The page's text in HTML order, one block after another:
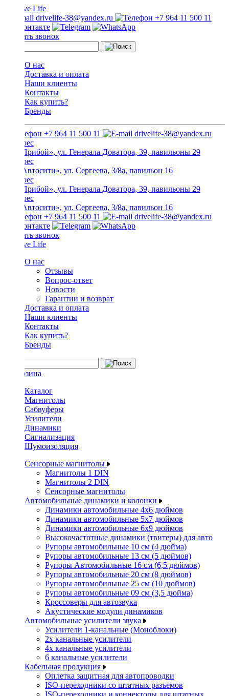
drivelife-38@yandex.ru +7 964 11 500 11
Заказать звонок
О нас
Доставка и оплата
Наши клиенты
Контакты
Как купить?
Бренды
+7 964 11 500 11 drivelife-38@yandex.ru
ТЦ «Прибой», ул. Генерала Доватора, 39, павильоны 29
ТЦ «Автосити», ул. Сергеева, 3/8а, павильон 16
ТЦ «Прибой», ул. Генерала Доватора, 39, павильоны 29
ТЦ «Автосити», ул. Сергеева, 3/8а, павильон 16
+7 964 11 500 11
drivelife-38@yandex.ru
Заказать звонок
О нас
Отзывы
Вопрос-ответ
Новости
Гарантии и возврат
Доставка и оплата
Наши клиенты
Контакты
Как купить?
Бренды
Каталог
Магнитолы
Сабвуферы
Усилители
Динамики
Сигнализация
Шумоизоляция
Сенсорные магнитолы
Магнитолы 1 DIN
Магнитолы 2 DIN
Сенсорные магнитолы
Автомобильные динамики и колонки
Динамики автомобильные 4x6 дюймов
Динамики автомобильные 5x7 дюймов
Динамики автомобильные 6x9 дюймов
Высокочастотные динамики (твитеры) для авто
Рупоры автомобильные 10 см (4 дюйма)
Рупоры автомобильные 13 см (5 дюймов)
Рупоры Автомобильные 16 см (6,5 дюймов)
Рупоры автомобильные 20 см (8 дюймов)
Рупоры автомобильные 25 см (10 дюймов)
Рупоры автомобильные 09 см (3,5 дюйма)
Кроссоверы для автозвука
Акустические модули динамиков
Автомобильные усилители звука
Усилители 1-канальные (Моноблоки)
2х канальные усилители
4х канальные усилители
6 канальные усилители
Кабельная продукция
Оплетка защитная для автопроводки
ISO-переходники со штатных разъемов
ISO-переходники и коннекторы для штатных